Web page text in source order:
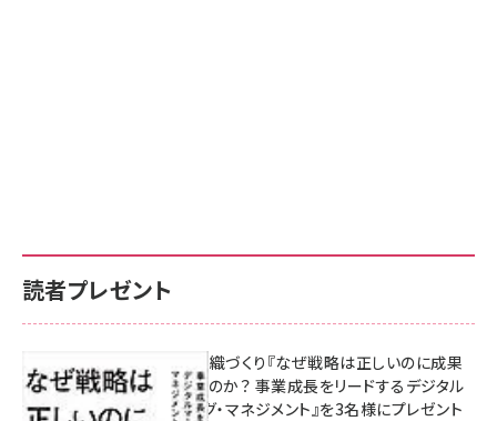
読者プレゼント
成果を生む組織づくり『なぜ戦略は正しいのに成果
があがらないのか？ 事業成長をリードするデジタル
マーケティング・マネジメント』を3名様にプレゼント